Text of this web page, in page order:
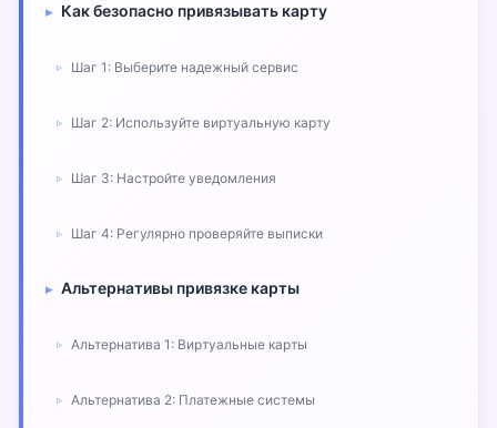
Как безопасно привязывать карту
Шаг 1: Выберите надежный сервис
Шаг 2: Используйте виртуальную карту
Шаг 3: Настройте уведомления
Шаг 4: Регулярно проверяйте выписки
Альтернативы привязке карты
Альтернатива 1: Виртуальные карты
Альтернатива 2: Платежные системы